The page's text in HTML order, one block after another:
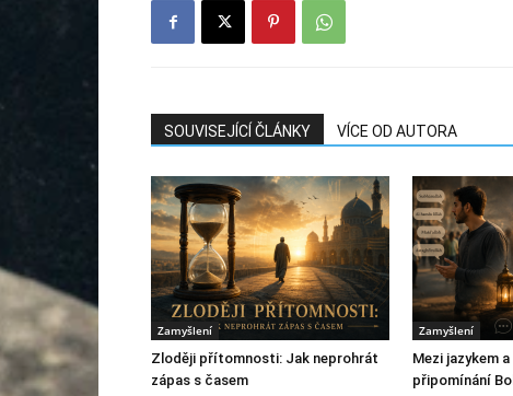
SOUVISEJÍCÍ ČLÁNKY VÍCE OD AUTORA
Zamyšlení
Zloději přítomnosti: Jak neprohrát
zápas s časem
Zamyšlení
Mezi jazykem
připomínání